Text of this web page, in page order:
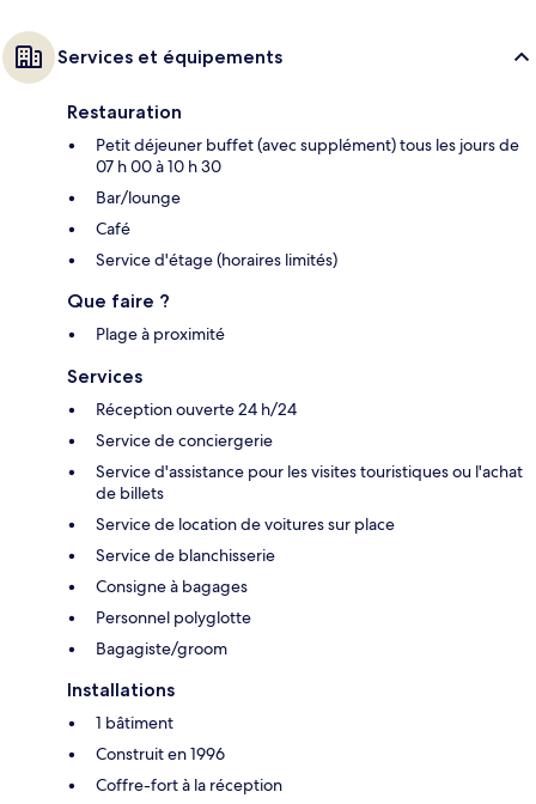
Services et équipements
Restauration
Petit déjeuner buffet (avec supplément) tous les jours de
07 h 00 à 10 h 30
Bar/lounge
Café
Service d'étage (horaires limités)
Que faire ?
Plage à proximité
Services
Réception ouverte 24 h/24
Service de conciergerie
Service d'assistance pour les visites touristiques ou l'achat
de billets
Service de location de voitures sur place
Service de blanchisserie
Consigne à bagages
Personnel polyglotte
Bagagiste/groom
Installations
1 bâtiment
Construit en 1996
Coffre-fort à la réception